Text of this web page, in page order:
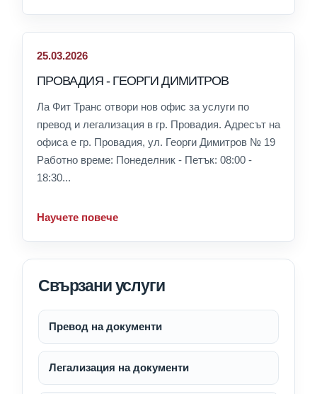
25.03.2026
ПРОВАДИЯ - ГЕОРГИ ДИМИТРОВ
Ла Фит Транс отвори нов офис за услуги по
превод и легализация в гр. Провадия. Адресът на
офиса е гр. Провадия, ул. Георги Димитров № 19
Работно време: Понеделник - Петък: 08:00 -
18:30...
Научете повече
Свързани услуги
Превод на документи
Легализация на документи